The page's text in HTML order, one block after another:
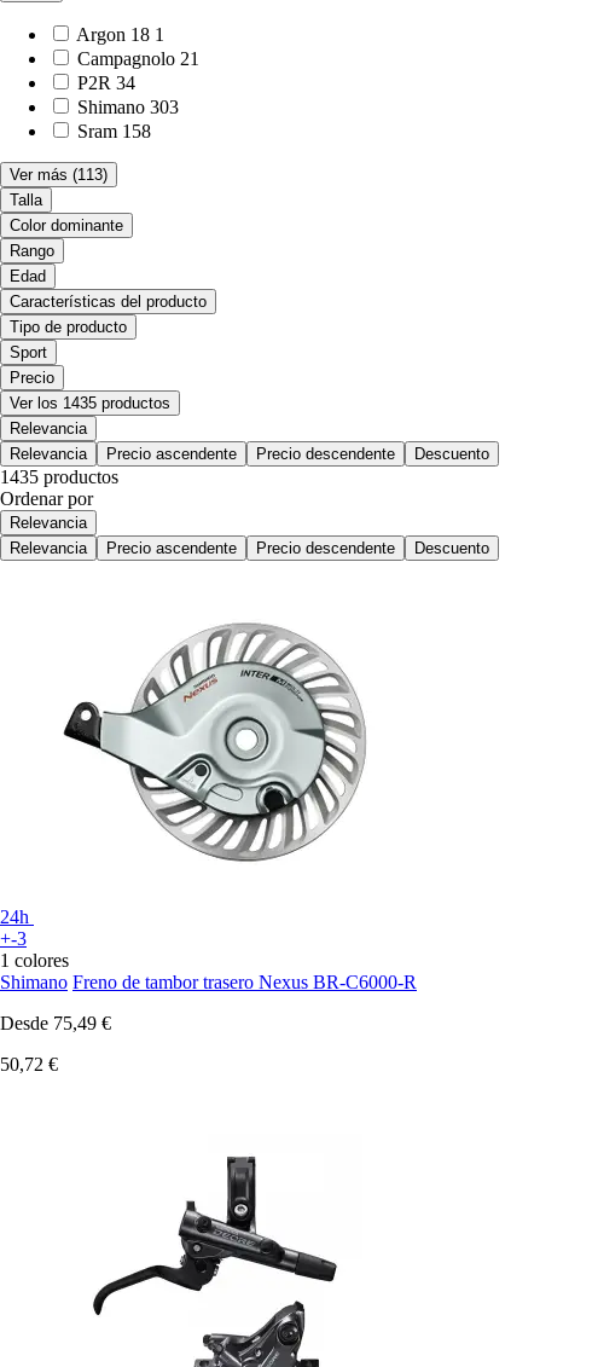
Argon 18 1
Campagnolo 21
P2R 34
Shimano 303
Sram 158
Ver más (113)
Talla
Color dominante
Rango
Edad
Características del producto
Tipo de producto
Sport
Precio
Ver los 1435 productos
Relevancia
Relevancia
Precio ascendente Precio descendente Descuento
1435 productos
Ordenar por
Relevancia
Relevancia
Precio ascendente Precio descendente Descuento
24h
+-3
1 colores
Shimano Freno de tambor trasero Nexus BR-C6000-R
Desde 75,49 €
50,72 €